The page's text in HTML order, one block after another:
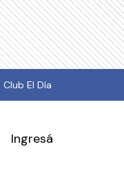
Club El Día
Ingresá